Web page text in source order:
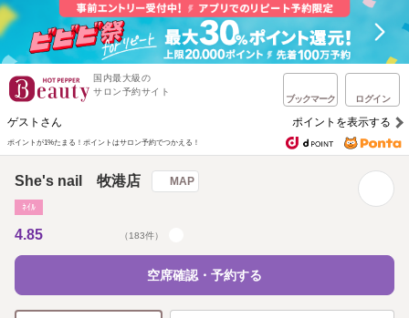
国内最大級の
サロン予約サイト
ブックマーク ログイン
ゲストさん ポイントを表示する
ポイントが1%たまる！ ポイントはサロン予約でつかえる！
She's nail 牧港店 MAP
ﾈｲﾙ
4.85 （183件）
空席確認・予約する